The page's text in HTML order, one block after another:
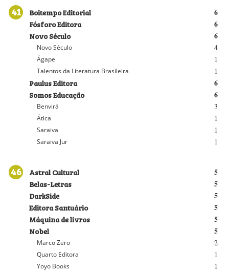
41 6
Boitempo Editorial
6
Fósforo Editora
6
Novo Século
4
Novo Século
1
Ágape
1
Talentos da Literatura Brasileira
6
Paulus Editora
6
Somos Educação
3
Benvirá
1
Ática
1
Saraiva
1
Saraiva Jur
46 5
Astral Cultural
5
Belas-Letras
5
DarkSide
5
Editora Santuário
5
Máquina de livros
5
Nobel
2
Marco Zero
1
Quarto Editora
1
Yoyo Books